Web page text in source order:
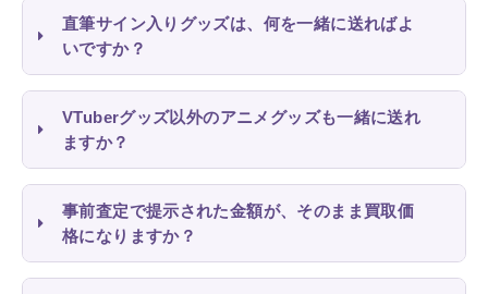
直筆サイン入りグッズは、何を一緒に送ればよ
いですか？
VTuberグッズ以外のアニメグッズも一緒に送れ
ますか？
事前査定で提示された金額が、そのまま買取価
格になりますか？